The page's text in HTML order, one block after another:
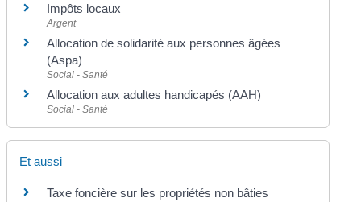
Impôts locaux
Argent
Allocation de solidarité aux personnes âgées
(Aspa)
Social - Santé
Allocation aux adultes handicapés (AAH)
Social - Santé
Et aussi
Taxe foncière sur les propriétés non bâties